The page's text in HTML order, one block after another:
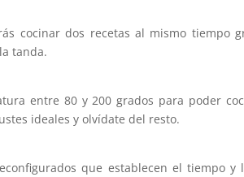
cocinar dos recetas al mismo tiempo
tanda.
entre 80 y 200 grados para poder
ideales y olvídate del resto.
que establecen el tiempo